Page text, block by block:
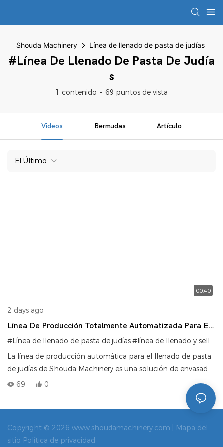
Shouda Machinery Línea de llenado de pasta de judías
#Línea De Llenado De Pasta De Judía
S
1 contenido 69 puntos de vista
Videos Bermudas Artículo
El Último
00:40
2 days ago
Línea De Producción Totalmente Automatizada Para El
Llenado De Pasta De Judías De Shouda Machinery
#Línea de llenado de pasta de judías#línea de llenado y sellado de salsa
La línea de producción automática para el llenado de pasta
de judías de Shouda Machinery es una solución de envasado
personalizada diseñada para salsas de alta viscosidad y con
(Doubanjiang). Este equipo integral integra las funciones de
empaquetado, logrando una producción totalmente
automatizada desde la alimentación de la materia prima
69 0
Copyright © 2026 www.shoudamachinery.com |
Mapa del
sitio Política de privacidad